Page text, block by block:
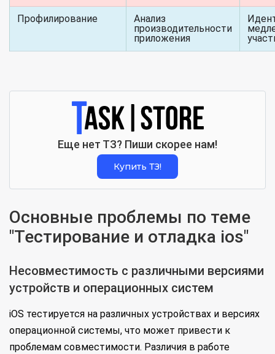
Профилирование
Анализ
производительности
приложения
Еще нет ТЗ? Пиши скорее нам!
Купить ТЗ!
Основные проблемы по теме
"Тестирование и отладка ios"
Несовместимость с различными версиями
устройств и операционных систем
iOS тестируется на различных устройствах и версиях
операционной системы, что может привести к
проблемам совместимости. Различия в работе